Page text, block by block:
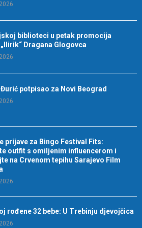
biblioteci u petak promocija
Dragana Glogovca
potpisao za Novi Beograd
prijave za Bingo Festival Fits:
outfit s omiljenim influencerom i
na Crvenom tepihu Sarajevo Film
rođene 32 bebe: U Trebinju djevojčica